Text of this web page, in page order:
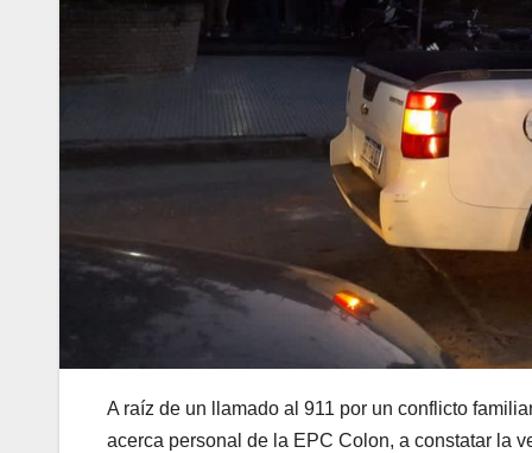
A raíz de un llamado al 911 por un conflicto
acerca personal de la EPC Colon, a constatar la